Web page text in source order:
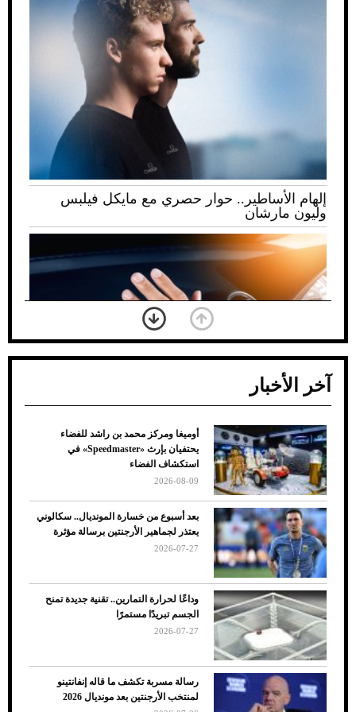
إلهام الأساطير.. حوار حصري مع مايكل فيلبس
وليون مارشان
ضعف تبريد مكيف السيارة عند الوقوف.. أشهر
الأسباب والحلول
7 نصائح لاختيار لون البنطلون المناسب للقميص
الأسود
آخر الأخبار
أوميغا ومركز محمد بن راشد للفضاء
يحتفيان بإرث «Speedmaster» في
استكشاف الفضاء
2026-08-09
بعد أسبوع من خسارة المونديال.. سكالوني
يعتذر لجماهير الأرجنتين برسالة مؤثرة
2026-07-27
وداعًا لحرارة التمارين.. تقنية جديدة تمنح
الجسم تبريدًا مستمرًا
2026-07-27
رسالة مسربة تكشف ما قاله إنفانتينو
لمنتخب الأرجنتين بعد مونديال 2026